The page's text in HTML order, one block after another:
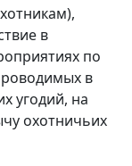
в
по
в
угодий, на
охотничьих